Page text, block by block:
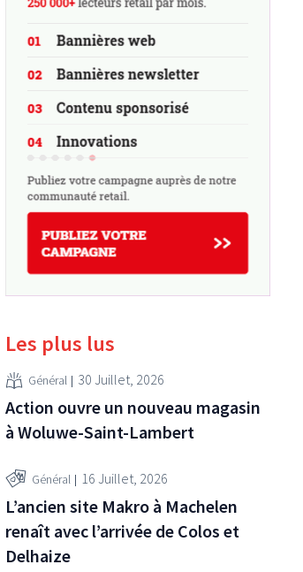
Les plus lus
Général 30 Juillet, 2026
Action ouvre un nouveau magasin
à Woluwe-Saint-Lambert
Général 16 Juillet, 2026
L’ancien site Makro à Machelen
renaît avec l’arrivée de Colos et
Delhaize